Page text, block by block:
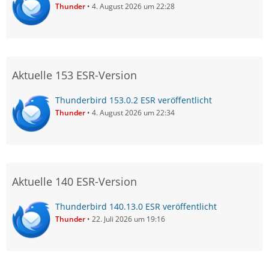
Thunder 4. August 2026 um 22:28
Aktuelle 153 ESR-Version
Thunderbird 153.0.2 ESR veröffentlicht
Thunder 4. August 2026 um 22:34
Aktuelle 140 ESR-Version
Thunderbird 140.13.0 ESR veröffentlicht
Thunder 22. Juli 2026 um 19:16